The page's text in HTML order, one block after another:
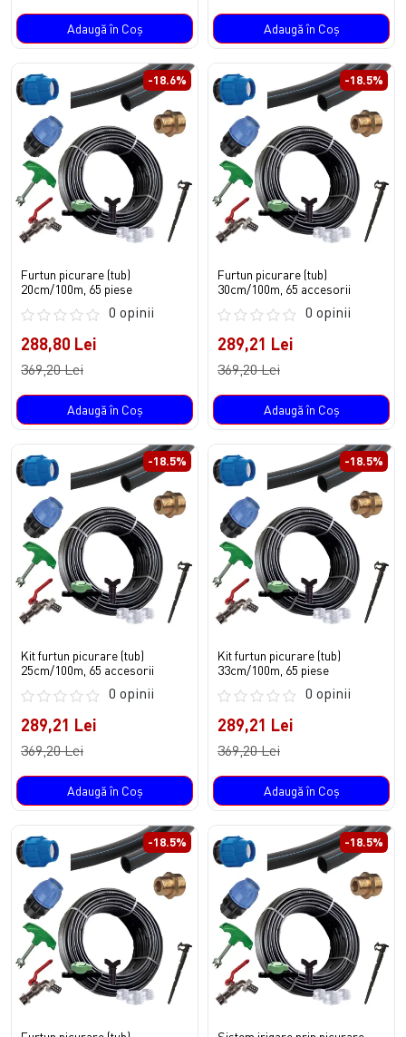
Adaugă în Coş Adaugă în Coş
-18.6%
Furtun picurare (tub)
20cm/100m, 65 piese
0 opinii
288,80 Lei
369,20 Lei
Adaugă în Coş
-18.5%
Furtun picurare (tub)
30cm/100m, 65 accesorii
0 opinii
289,21 Lei
369,20 Lei
Adaugă în Coş
-18.5%
Kit furtun picurare (tub)
25cm/100m, 65 accesorii
0 opinii
289,21 Lei
369,20 Lei
Adaugă în Coş
-18.5%
Kit furtun picurare (tub)
33cm/100m, 65 piese
0 opinii
289,21 Lei
369,20 Lei
Adaugă în Coş
-18.5% -18.5%